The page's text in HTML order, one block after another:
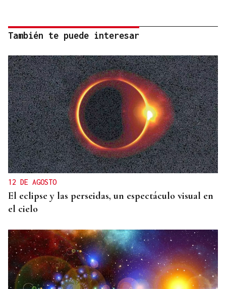
También te puede interesar
12 DE AGOSTO
El eclipse y las perseidas, un espectáculo visual en
el cielo